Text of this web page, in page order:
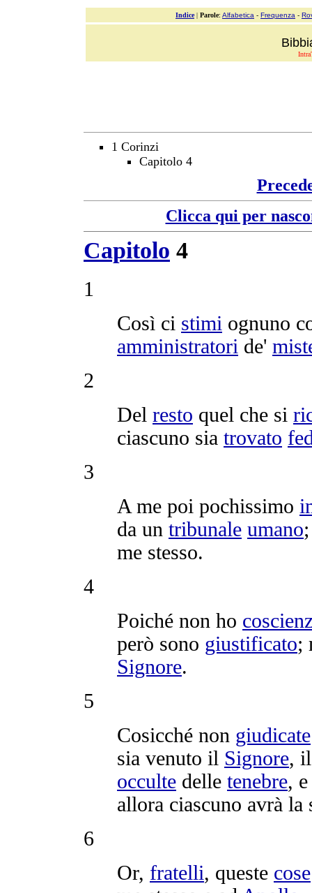
Indice| Parole: Alfabetica - Frequenza -
1 Corinzi
Capitolo 4
Clicca qui per
Capitolo 4
1
Così ci stimi ognuno
amministratori de'
2
Del resto quel che si
ciascuno sia trovato
3
A me poi pochissimo
da un tribunale umano
me stesso.
4
Poiché non ho
però sono giustificato;
Signore.
5
Cosicché non giudicate
sia venuto il Signore,
occulte delle tenebre,
allora ciascuno avrà la
6
Or, fratelli, queste cose